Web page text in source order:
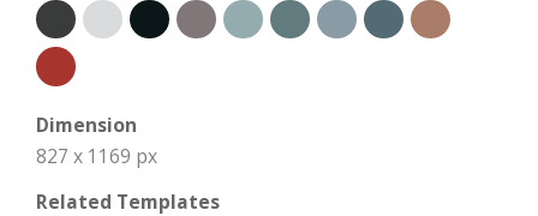
Dimension
827 x 1169 px
Related Templates